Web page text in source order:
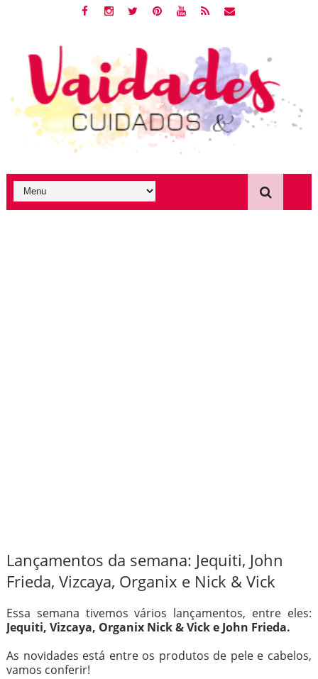
Lançamentos da semana: Jequiti, John
Frieda, Vizcaya, Organix e Nick & Vick
Essa semana tivemos vários lançamentos, entre eles:
Jequiti, Vizcaya, Organix Nick & Vick e John Frieda.
As novidades está entre os produtos de pele e cabelos,
vamos conferir!